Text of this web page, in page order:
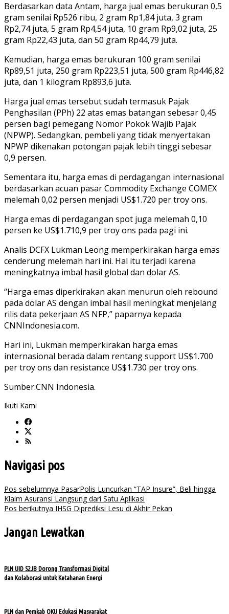
Berdasarkan data Antam, harga jual emas berukuran 0,5
gram senilai Rp526 ribu, 2 gram Rp1,84 juta, 3 gram
Rp2,74 juta, 5 gram Rp4,54 juta, 10 gram Rp9,02 juta, 25
gram Rp22,43 juta, dan 50 gram Rp44,79 juta.
Kemudian, harga emas berukuran 100 gram senilai
Rp89,51 juta, 250 gram Rp223,51 juta, 500 gram Rp446,82
juta, dan 1 kilogram Rp893,6 juta.
Harga jual emas tersebut sudah termasuk Pajak
Penghasilan (PPh) 22 atas emas batangan sebesar 0,45
persen bagi pemegang Nomor Pokok Wajib Pajak
(NPWP). Sedangkan, pembeli yang tidak menyertakan
NPWP dikenakan potongan pajak lebih tinggi sebesar
0,9 persen.
Sementara itu, harga emas di perdagangan internasional
berdasarkan acuan pasar Commodity Exchange COMEX
melemah 0,02 persen menjadi US$1.720 per troy ons.
Harga emas di perdagangan spot juga melemah 0,10
persen ke US$1.710,9 per troy ons pada pagi ini.
Analis DCFX Lukman Leong memperkirakan harga emas
cenderung melemah hari ini. Hal itu terjadi karena
meningkatnya imbal hasil global dan dolar AS.
“Harga emas diperkirakan akan menurun oleh rebound
pada dolar AS dengan imbal hasil meningkat menjelang
rilis data pekerjaan AS NFP,” paparnya kepada
CNNIndonesia.com.
Hari ini, Lukman memperkirakan harga emas
internasional berada dalam rentang support US$1.700
per troy ons dan resistance US$1.730 per troy ons.
Sumber:CNN Indonesia.
Ikuti Kami
Navigasi pos
Pos sebelumnya PasarPolis Luncurkan “TAP Insure”, Beli hingga
Klaim Asuransi Langsung dari Satu Aplikasi
Pos berikutnya IHSG Diprediksi Lesu di Akhir Pekan
Jangan Lewatkan
PLN UID S2JB Dorong Transformasi Digital
dan Kolaborasi untuk Ketahanan Energi
PLN dan Pemkab OKU Edukasi Masyarakat